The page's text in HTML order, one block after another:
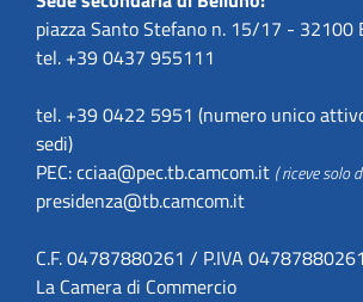
piazza Santo Stefano n. 15/17 - 32100
tel. +39 0437 955111
tel. +39 0422 5951 (numero unico
sedi)
PEC:cciaa@pec.tb.camcom.it ( riceve solo
presidenza@tb.camcom.it
C.F. 04787880261 / P.IVA 04787880261
La Camera di Commercio